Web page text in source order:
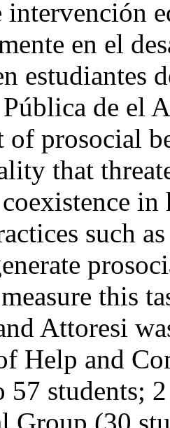
intervención
en el
estudiantes
de el
of prosocial
that
such
this
Attoresi
Help and
57 students;